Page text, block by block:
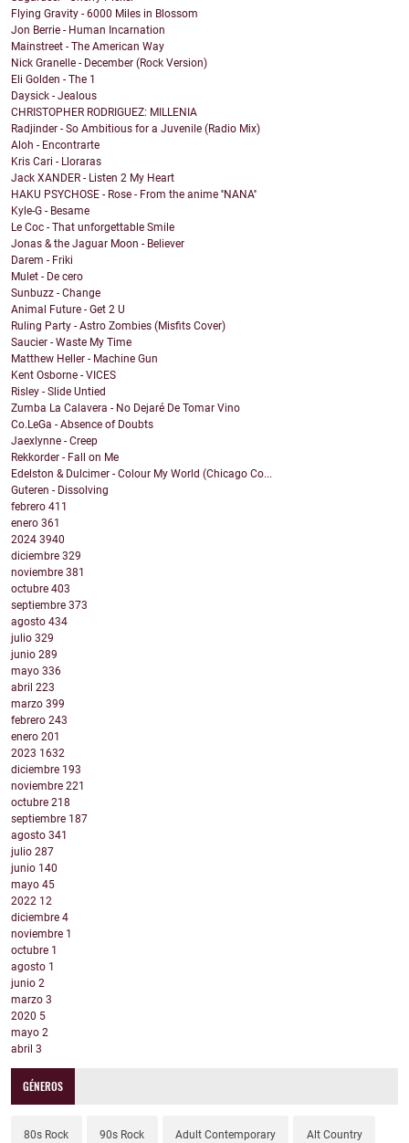
Flying Gravity - 6000 Miles in Blossom
Jon Berrie - Human Incarnation
Mainstreet - The American Way
Nick Granelle - December (Rock Version)
Eli Golden - The 1
Daysick - Jealous
CHRISTOPHER RODRIGUEZ: MILLENIA
Radjinder - So Ambitious for a Juvenile (Radio Mix)
Aloh - Encontrarte
Kris Cari - Lloraras
Jack XANDER - Listen 2 My Heart
HAKU PSYCHOSE - Rose - From the anime ''NANA''
Kyle-G - Besame
Le Coc - That unforgettable Smile
Jonas & the Jaguar Moon - Believer
Darem - Friki
Mulet - De cero
Sunbuzz - Change
Animal Future - Get 2 U
Ruling Party - Astro Zombies (Misfits Cover)
Saucier - Waste My Time
Matthew Heller - Machine Gun
Kent Osborne - VICES
Risley - Slide Untied
Zumba La Calavera - No Dejaré De Tomar Vino
Co.LeGa - Absence of Doubts
Jaexlynne - Creep
Rekkorder - Fall on Me
Edelston & Dulcimer - Colour My World (Chicago Co...
Guteren - Dissolving
febrero 411
enero 361
2024 3940
diciembre 329
noviembre 381
octubre 403
septiembre 373
agosto 434
julio 329
junio 289
mayo 336
abril 223
marzo 399
febrero 243
enero 201
2023 1632
diciembre 193
noviembre 221
octubre 218
septiembre 187
agosto 341
julio 287
junio 140
mayo 45
2022 12
diciembre 4
noviembre 1
octubre 1
agosto 1
junio 2
marzo 3
2020 5
mayo 2
abril 3
GÉNEROS
80s Rock 90s Rock Adult Contemporary Alt Country